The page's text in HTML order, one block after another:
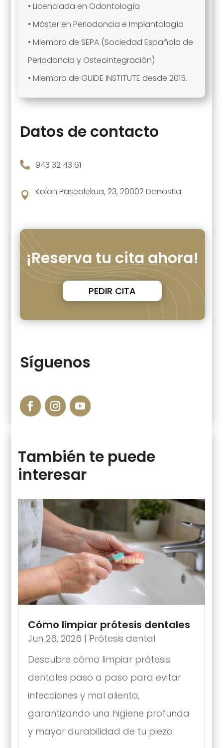
• Licenciada en Odontología
• Máster en Periodoncia e Implantología
• Miembro de SEPA (Sociedad Española de
Periodoncia y Osteointegración)
• Miembro de GUIDE INSTITUTE desde 2015.
Datos de contacto
 943 32 43 61
 Kolon Pasealekua, 23, 20002 Donostia
¡Reserva tu cita ahora!
PEDIR CITA
Síguenos
También te puede
interesar
Cómo limpiar prótesis dentales
Jun 26, 2026 | Prótesis dental
Descubre cómo limpiar prótesis
dentales paso a paso para evitar
infecciones y mal aliento,
garantizando una higiene profunda
y mayor durabilidad de tu pieza.